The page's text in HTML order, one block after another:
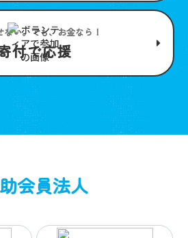
ない。でも、お金なら！
付で応援
会員法人